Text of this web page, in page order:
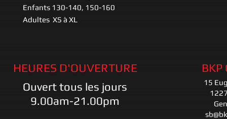
Enfants 130-140, 150-160
Adultes XS à XL
HEURES D'OUVERTURE
Ouvert tous les jours
9.00am-21.00pm
BKP
15